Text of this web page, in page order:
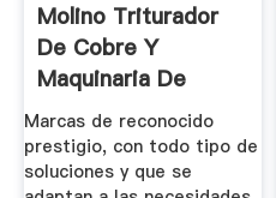
Molino Triturador
De Cobre Y
Maquinaria De
Reciclaje En ...
Marcas de reconocido
prestigio, con todo tipo de
soluciones y que se